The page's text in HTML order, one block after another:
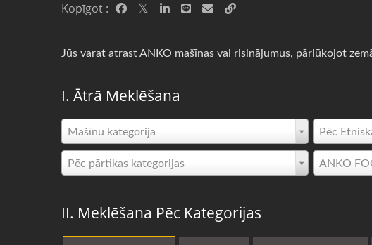
Kopīgot :
Jūs varat atrast ANKO mašīnas vai risinājumus, pārlūkojot
I. Ātrā Meklēšana
Mašīnu kategorija Pēc
Pēc pārtikas kategorijas ANKO
II. Meklēšana Pēc Kategorijas